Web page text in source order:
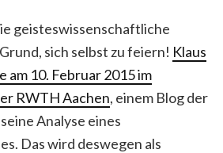
geisteswissenschaftliche
sich selbst zu feiern! Klaus
10. Februar 2015 im
RWTH Aachen, einem Blog der
Analyse eines
Das wird deswegen als